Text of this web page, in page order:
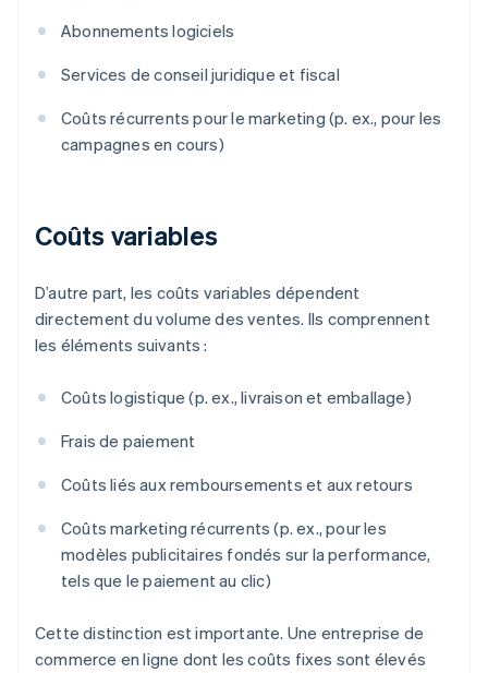
Abonnements logiciels
Services de conseil juridique et fiscal
Coûts récurrents pour le marketing (p. ex., pour les
campagnes en cours)
Coûts variables
D’autre part, les coûts variables dépendent
directement du volume des ventes. Ils comprennent
les éléments suivants :
Coûts logistique (p. ex., livraison et emballage)
Frais de paiement
Coûts liés aux remboursements et aux retours
Coûts marketing récurrents (p. ex., pour les
modèles publicitaires fondés sur la performance,
tels que le paiement au clic)
Cette distinction est importante. Une entreprise de
commerce en ligne dont les coûts fixes sont élevés